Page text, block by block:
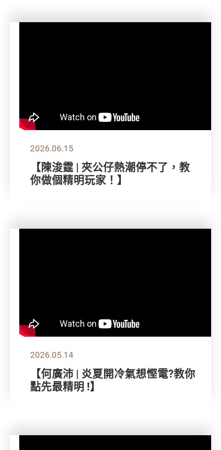
2026.06.15
【陳浚霆 | 夾公仔熱潮停不了，教
你做個精明玩家！】
2026.05.14
【何廣沛 | 炎夏開冷氣想慳電?教你
點先最精明 !】